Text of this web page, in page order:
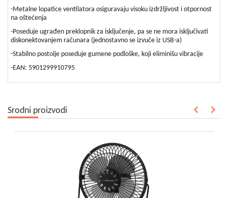
-Metalne lopatice ventilatora osiguravaju visoku izdržljivost i otpornost
na oštećenja
-Poseduje ugrađen preklopnik za isključenje, pa se ne mora isključivati
diskonektovanjem računara (jednostavno se izvuče iz USB-a)
-Stabilno postolje poseduje gumene podloške, koji eliminišu vibracije
-EAN: 5901299910795
Srodni proizvodi